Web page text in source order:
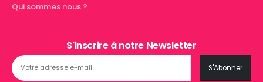
Qui sommes nous ?
S'inscrire à notre Newsletter